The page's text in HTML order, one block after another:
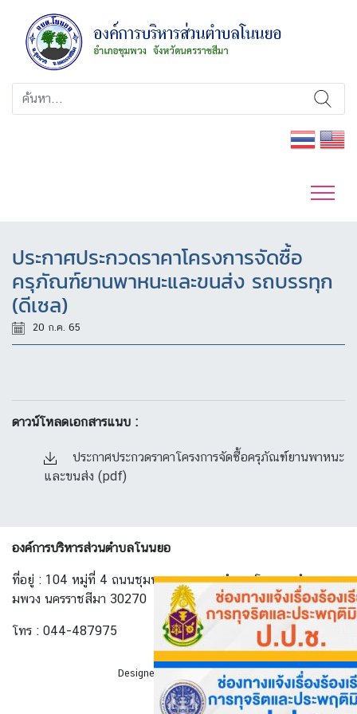
ประกาศประกวดราคาโครงการจัดซื้อ
ครุภัณฑ์ยานพาหนะและขนส่ง รถบรรทุก
(ดีเซล)
20 ก.ค. 65
ดาวน์โหลดเอกสารแนบ :
ประกาศประกวดราคาโครงการจัดซื้อครุภัณฑ์ยานพาหนะ
และขนส่ง (pdf)
องค์การบริหารส่วนตำบลโนนยอ
ที่อยู่ : 104 หมู่ที่ 4 ถนนชุมพวง-ทางพาด ตำบล โนนยอ อำเภอ ชุ
มพวง นครราชสีมา 30270
โทร : 044-487975
Designed By AllwebGroup